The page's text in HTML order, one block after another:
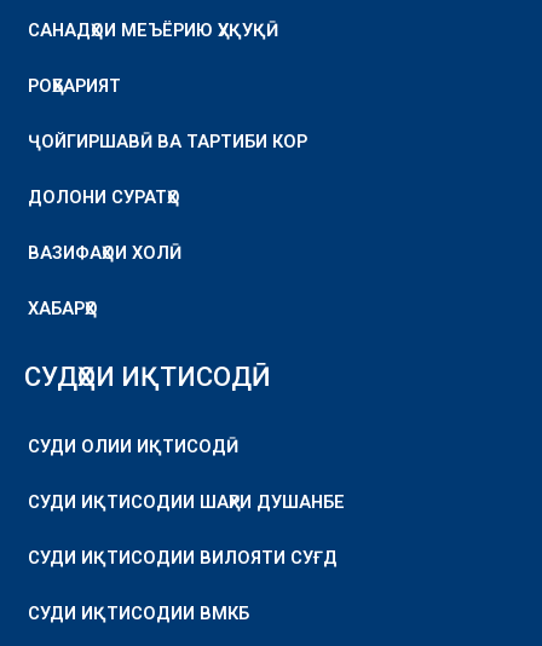
САНАДҲОИ МЕЪЁРИЮ ҲУҚУҚӢ
РОҲБАРИЯТ
ҶОЙГИРШАВӢ ВА ТАРТИБИ КОР
ДОЛОНИ СУРАТҲО
ВАЗИФАҲОИ ХОЛӢ
ХАБАРҲО
СУДҲОИ ИҚТИСОДӢ
СУДИ ОЛИИ ИҚТИСОДӢ
СУДИ ИҚТИСОДИИ ШАҲРИ ДУШАНБЕ
СУДИ ИҚТИСОДИИ ВИЛОЯТИ СУҒД
СУДИ ИҚТИСОДИИ ВМКБ